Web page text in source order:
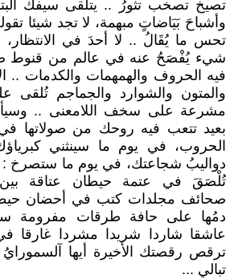
تصيخ تصخب تثورُ .. يتلقى سيفك
وأشباحَ بَيَاضاتٍ مبهمة، لا تجد شيئا
تحس ما يُقَالُ .. لا أحدَ في الانتظار،
شيء يُفْصَحُ عنه في عالم من قنوط
فيه الحروف والهمهمات والكدمات ..
والمتون والشوارد والجماجم
مشرعة على سخف اللامعنى ..
بعيد تتعب فيه روحك من صولاتها
الحروب، في يوم ما سينثني
دواليبُ شجاعتك، في يوم ما ستصرخ :
تُلْصَقَ في عتمة حيطان عتاقة
صحائف مجلدات كتب في أحضان
دمُها على حافة طرقات مفرومة
عاشقا شاردا شريدا مشردا غارقا
ترقص رقصتك الأخيرة أيها آلسمورايُ
تبالي ...